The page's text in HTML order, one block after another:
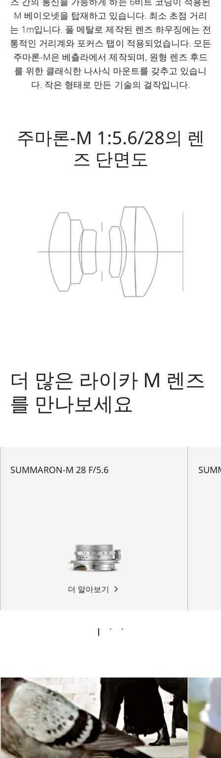
M 베이오넷을 탑재하고 있습니다. 최소 초점 거리
는 1m입니다. 풀 메탈로 제작된 렌즈 하우징에는 전
통적인 거리계와 포커스 탭이 적용되었습니다. 모든
주마론-M은 베츨라에서 제작되며, 원형 렌즈 후드
를 위한 클래식한 나사식 마운트를 갖추고 있습니
다. 작은 형태로 만든 기술의 걸작입니다.
주마론-M 1:5.6/28의 렌
즈 단면도
더 많은 라이카 M 렌즈
를 만나보세요
SUMMARON-M 28 F/5.6
더 알아보기